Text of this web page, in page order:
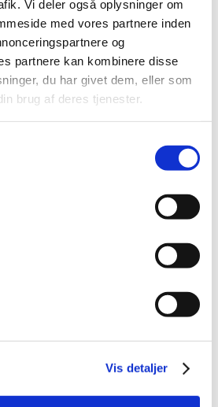
Vi deler også oplysninger om
med vores partnere inden
og
partnere kan kombinere disse
du har givet dem, eller som
brug af deres tjenester.
Vis detaljer
varer i Reptilbundlag